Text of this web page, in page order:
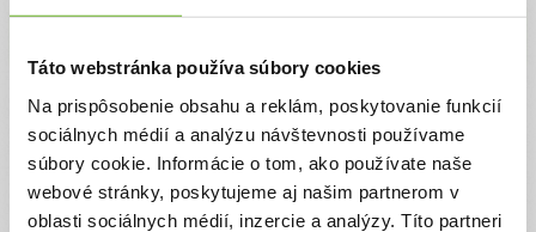
Táto webstránka používa súbory cookies
Na prispôsobenie obsahu a reklám, poskytovanie funkcií
sociálnych médií a analýzu návštevnosti používame
súbory cookie. Informácie o tom, ako používate naše
webové stránky, poskytujeme aj našim partnerom v
oblasti sociálnych médií, inzercie a analýzy. Títo partneri
Kontaktné údaje
V prípade akýchkoľvek otázok nás neváhajte kontaktovať
emailom, alebo telefonicky.
ĽUDIA ĽUĎOM, n. o.